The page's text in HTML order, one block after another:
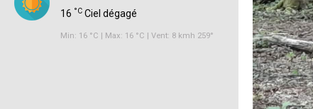
16 °C Ciel dégagé
Min: 16 °C | Max: 16 °C | Vent: 8 kmh 259°